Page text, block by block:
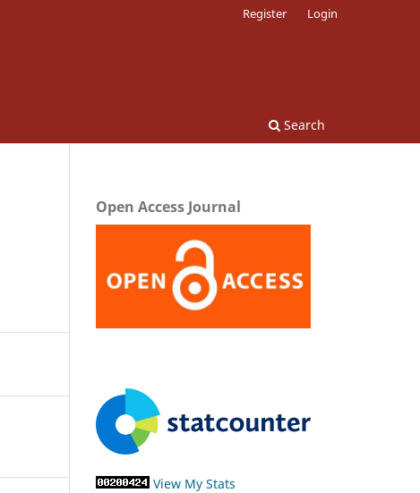
Search
Register Login
Open Access Journal
View My Stats